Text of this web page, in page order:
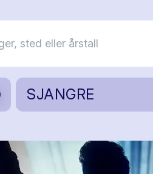
SJANGRE